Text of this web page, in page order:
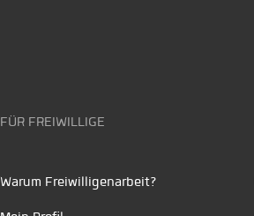
FÜR FREIWILLIGE
Warum Freiwilligenarbeit?